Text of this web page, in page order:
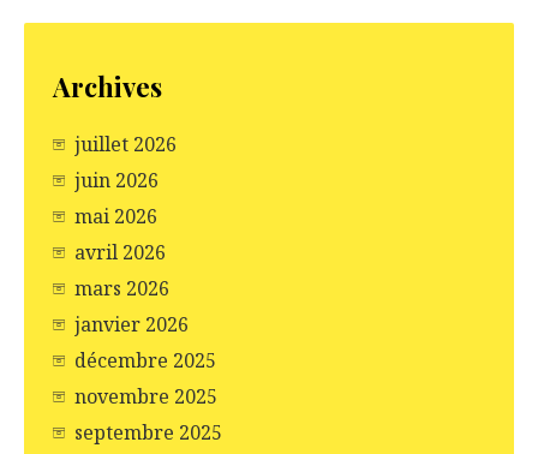
Archives
juillet 2026
juin 2026
mai 2026
avril 2026
mars 2026
janvier 2026
décembre 2025
novembre 2025
septembre 2025